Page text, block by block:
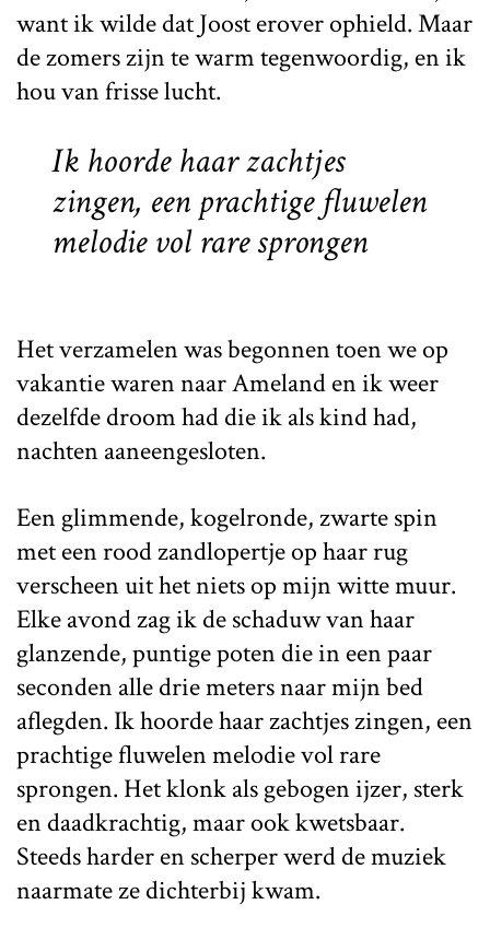
want ik wilde dat Joost erover ophield. Maar
de zomers zijn te warm tegenwoordig, en ik
hou van frisse lucht.
Ik hoorde haar zachtjes
zingen, een prachtige fluwelen
melodie vol rare sprongen
Het verzamelen was begonnen toen we op
vakantie waren naar Ameland en ik weer
dezelfde droom had die ik als kind had,
nachten aaneengesloten.
Een glimmende, kogelronde, zwarte spin
met een rood zandlopertje op haar rug
verscheen uit het niets op mijn witte muur.
Elke avond zag ik de schaduw van haar
glanzende, puntige poten die in een paar
seconden alle drie meters naar mijn bed
aflegden. Ik hoorde haar zachtjes zingen, een
prachtige fluwelen melodie vol rare
sprongen. Het klonk als gebogen ijzer, sterk
en daadkrachtig, maar ook kwetsbaar.
Steeds harder en scherper werd de muziek
naarmate ze dichterbij kwam.